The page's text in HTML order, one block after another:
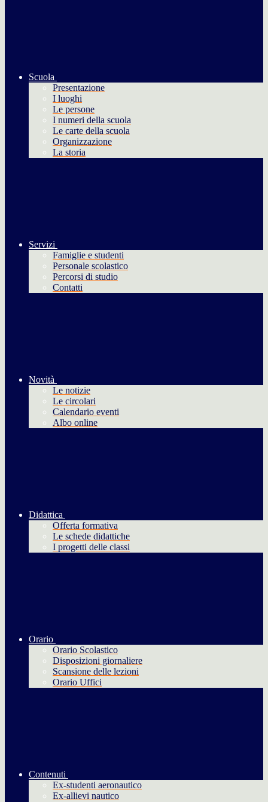
Scuola
Presentazione
I luoghi
Le persone
I numeri della scuola
Le carte della scuola
Organizzazione
La storia
Servizi
Famiglie e studenti
Personale scolastico
Percorsi di studio
Contatti
Novità
Le notizie
Le circolari
Calendario eventi
Albo online
Didattica
Offerta formativa
Le schede didattiche
I progetti delle classi
Orario
Orario Scolastico
Disposizioni giornaliere
Scansione delle lezioni
Orario Uffici
Contenuti
Ex-studenti aeronautico
Ex-allievi nautico